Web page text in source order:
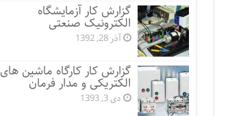
گزارش کار آزمایشگاه
الکترونیک صنعتی
آذر 28, 1392
گزارش کار کارگاه ماشین های
الکتریکی و مدار فرمان
دی 3, 1393